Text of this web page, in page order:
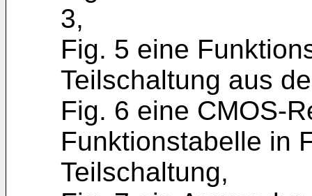
3,
Fig. 5 eine
Teilschaltung aus
Fig. 6 eine CMOS-
Funktionstabelle in
Teilschaltung,